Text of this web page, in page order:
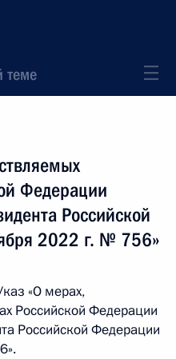
теме
Федерации
Российской
2022 г. № 756»
«О мерах,
Российской Федерации
Российской Федерации